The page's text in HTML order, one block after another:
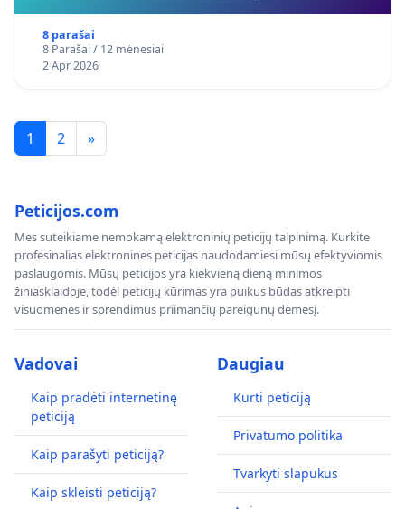
8 parašai
8 Parašai / 12 mėnesiai
2 Apr 2026
1 2 »
Peticijos.com
Mes suteikiame nemokamą elektroninių peticijų talpinimą. Kurkite
profesinalias elektronines peticijas naudodamiesi mūsų efektyviomis
paslaugomis. Mūsų peticijos yra kiekvieną dieną minimos
žiniasklaidoje, todėl peticijų kūrimas yra puikus būdas atkreipti
visuomenės ir sprendimus priimančių pareigūnų dėmesį.
Vadovai
Kaip pradėti internetinę
peticiją
Kaip parašyti peticiją?
Kaip skleisti peticiją?
Daugiau
Kurti peticiją
Privatumo politika
Tvarkyti slapukus